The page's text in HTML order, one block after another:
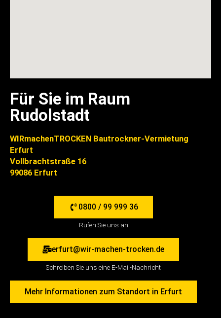
Für Sie im Raum
Rudolstadt
WIRmachenTROCKEN Bautrockner-Vermietung
Erfurt
Vollbrachtstraße 16
99086 Erfurt
0800 / 99 999 36
Rufen Sie uns an
erfurt@wir-machen-trocken.de
Schreiben Sie uns eine E-Mail-Nachricht
Mehr Informationen zum Standort in Erfurt